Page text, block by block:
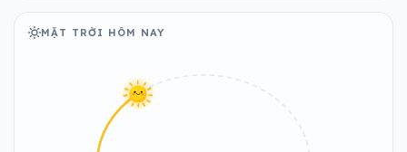
MẶT TRỜI HÔM NAY